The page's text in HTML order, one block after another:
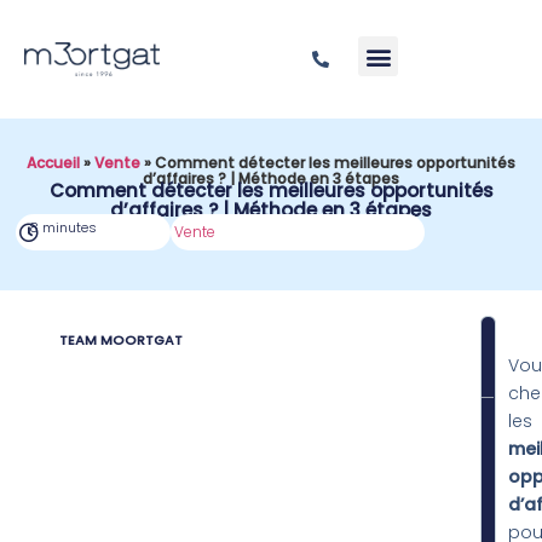
Accueil»Vente»Comment détecter les meilleures opportunités
d’affaires ? | Méthode en 3 étapes
Comment détecter les meilleures opportunités
d’affaires ? | Méthode en 3 étapes
8 minutes Vente
TEAM MOORTGAT
les